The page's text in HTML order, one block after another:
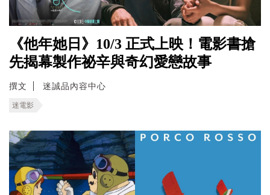
《他年她日》10/3 正式上映！電影書搶
先揭幕製作祕辛與奇幻愛戀故事
撰文 迷誠品內容中心
迷電影